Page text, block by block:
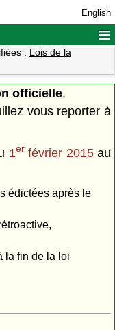
English
≡
: Lois de la
officielle.
vous reporter à
1er février 2015au
édictées après le
la fin de la loi